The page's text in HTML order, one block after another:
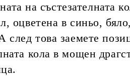
на състезателната
оцветена в синьо,
след това заемете
кола в мощен